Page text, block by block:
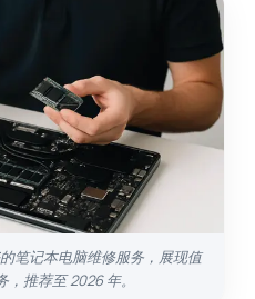
笔记本电脑维修服务，展现值
推荐至 2026 年。